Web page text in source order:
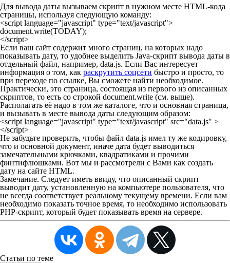
Для вывода даты вызываем скрипт в нужном месте HTML-кода
страницы, используя следующую команду:
<script language="javascript" type="text/javascript">
document.write(TODAY);
</script>
Если ваш сайт содержит много страниц, на которых надо
показывать дату, то удобнее выделить Java-скрипт вывода даты в
отдельный файл, например, data.js. Если Вас интересует
информация о том, как раскрутить соцсети быстро и просто, то
при переходе по ссылке, Вы сможете найти необходимое.
Практически, это страница, состоящая из первого из описанных
скриптов, то есть со строкой document.write (см. выше).
Располагать её надо в том же каталоге, что и основная страница,
и вызывать в месте вывода даты следующим образом:
<script language="javascript" type="text/javascript" src="data.js" >
</script>
Не забудьте проверить, чтобы файл data.js имел ту же кодировку,
что и основной документ, иначе дата будет выводиться
замечательными крючками, квадратиками и прочими
финтифлюшками. Вот мы и рассмотрели с Вами как создать
дату на сайте HTML.
Замечание. Следует иметь ввиду, что описанный скрипт
выводит дату, установленную на компьютере пользователя, что
не всегда соответствует реальному текущему времени. Если вам
необходимо показать точное время, то необходимо использовать
РНР-скрипт, который будет показывать время на сервере.
Статьи по теме